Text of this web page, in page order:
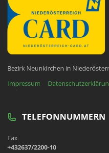
Bezirk Neunkirchen in
Impressum
TELEFONNUMMERN
Fax
+432637/2200-10